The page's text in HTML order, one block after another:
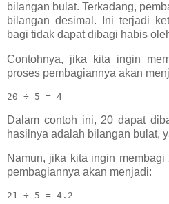
bilangan bulat. Terkadang,
bilangan desimal. Ini terjadi
bagi tidak dapat dibagi habis
Contohnya, jika kita ingin
proses pembagiannya akan
Dalam contoh ini, 20 dapat
hasilnya adalah bilangan bulat,
Namun, jika kita ingin
pembagiannya akan menjadi: